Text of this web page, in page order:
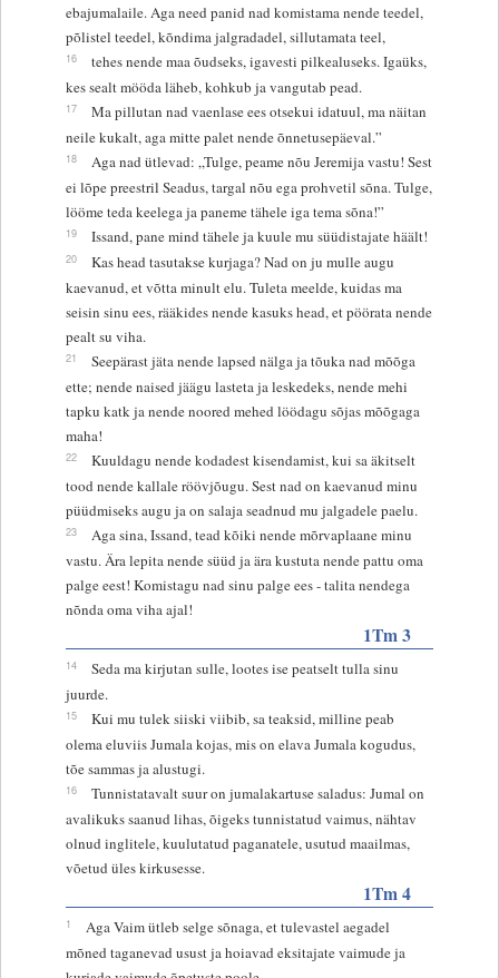
ebajumalaile. Aga need panid nad komistama nende teedel,
põlistel teedel, kõndima jalgradadel, sillutamata teel,
16
tehes nende maa õudseks, igavesti pilkealuseks. Igaüks,
kes sealt mööda läheb, kohkub ja vangutab pead.
17
Ma pillutan nad vaenlase ees otsekui idatuul, ma näitan
neile kukalt, aga mitte palet nende õnnetusepäeval.”
18
Aga nad ütlevad: „Tulge, peame nõu Jeremija vastu! Sest
ei lõpe preestril Seadus, targal nõu ega prohvetil sõna. Tulge,
lööme teda keelega ja paneme tähele iga tema sõna!”
19 Issand, pane mind tähele ja kuule mu süüdistajate häält!
20
Kas head tasutakse kurjaga? Nad on ju mulle augu
kaevanud, et võtta minult elu. Tuleta meelde, kuidas ma
seisin sinu ees, rääkides nende kasuks head, et pöörata nende
pealt su viha.
21
Seepärast jäta nende lapsed nälga ja tõuka nad mõõga
ette; nende naised jäägu lasteta ja leskedeks, nende mehi
tapku katk ja nende noored mehed löödagu sõjas mõõgaga
maha!
22
Kuuldagu nende kodadest kisendamist, kui sa äkitselt
tood nende kallale röövjõugu. Sest nad on kaevanud minu
püüdmiseks augu ja on salaja seadnud mu jalgadele paelu.
23
Aga sina, Issand, tead kõiki nende mõrvaplaane minu
vastu. Ära lepita nende süüd ja ära kustuta nende pattu oma
palge eest! Komistagu nad sinu palge ees - talita nendega
nõnda oma viha ajal!
1Tm 3
14
Seda ma kirjutan sulle, lootes ise peatselt tulla sinu
juurde.
15
Kui mu tulek siiski viibib, sa teaksid, milline peab
olema eluviis Jumala kojas, mis on elava Jumala kogudus,
tõe sammas ja alustugi.
16
Tunnistatavalt suur on jumalakartuse saladus: Jumal on
avalikuks saanud lihas, õigeks tunnistatud vaimus, nähtav
olnud inglitele, kuulutatud paganatele, usutud maailmas,
võetud üles kirkusesse.
1Tm 4
1
Aga Vaim ütleb selge sõnaga, et tulevastel aegadel
mõned taganevad usust ja hoiavad eksitajate vaimude ja